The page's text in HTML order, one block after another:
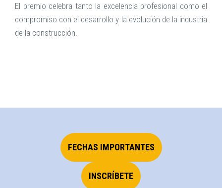
El premio celebra tanto la excelencia profesional como el
compromiso con el desarrollo y la evolución de la industria
de la construcción.
FECHAS IMPORTANTES
INSCRÍBETE